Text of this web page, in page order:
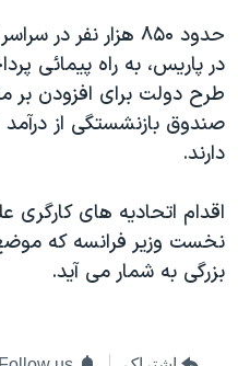
اسرائیل در جنگ
گالری عکس
آرشیو پخش زنده
ورزش زنان در ایران
اعتراضات زن، زندگی، آزادی
مجموعه مستندهای دادخواهی
دادگاه حمید نوری
چهل سال گروگان‌گیری
زبانهای مختلف
در پاريس، به راه پيمائی
طرح دولت برای افزودن بر
صندوق بازنشستگی از
دارند.
اقدام اتحاديه های کارگری
نخست وزير فرانسه که
بزرگی به شمار می آيد.